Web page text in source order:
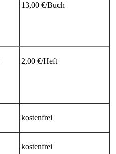
13,00 €/Buch
2,00 €/Heft
kostenfrei
kostenfrei